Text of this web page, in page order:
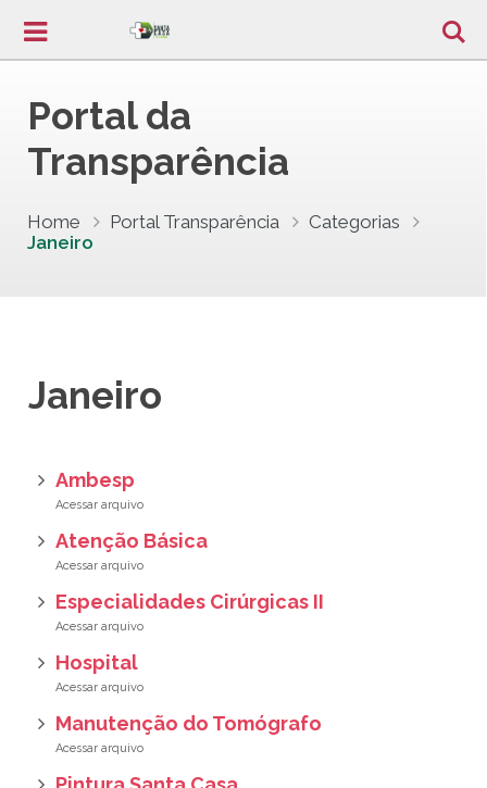
Portal da
Transparência
Home Portal Transparência
Categorias
Janeiro
Janeiro
Ambesp
Atenção Básica
Especialidades Cirúrgicas II
Hospital
Manutenção do Tomógrafo